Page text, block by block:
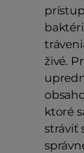
živé.
ktoré
stráviť